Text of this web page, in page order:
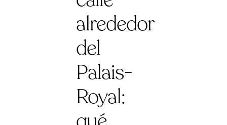
alrededor
del
Palais-
Royal: